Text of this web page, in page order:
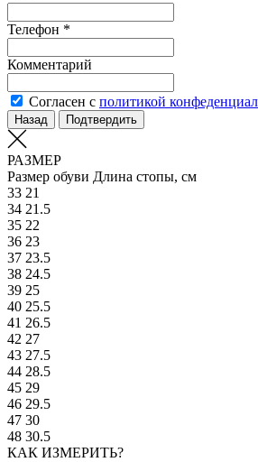
Телефон *
Комментарий
Согласен с политикой
Назад Подтвердить
РАЗМЕР
Размер обуви Длина стопы, см
33 21
34 21.5
35 22
36 23
37 23.5
38 24.5
39 25
40 25.5
41 26.5
42 27
43 27.5
44 28.5
45 29
46 29.5
47 30
48 30.5
КАК ИЗМЕРИТЬ?